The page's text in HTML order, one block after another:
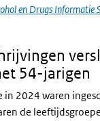
en Drugs Informatie
54-jarigen
in 2024 waren
de